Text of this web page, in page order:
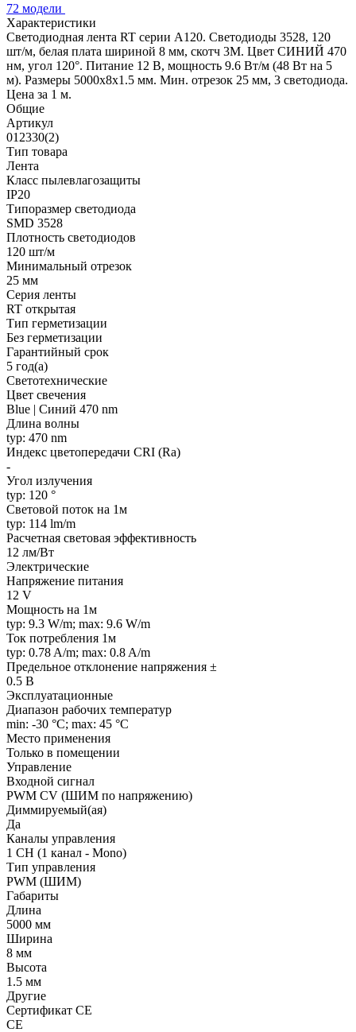
72 модели
Характеристики
Светодиодная лента RT серии A120. Светодиоды 3528, 120
шт/м, белая плата шириной 8 мм, скотч 3M. Цвет СИНИЙ 470
нм, угол 120°. Питание 12 В, мощность 9.6 Вт/м (48 Вт на 5
м). Размеры 5000x8x1.5 мм. Мин. отрезок 25 мм, 3 светодиода.
Цена за 1 м.
Общие
Артикул
012330(2)
Тип товара
Лента
Класс пылевлагозащиты
IP20
Типоразмер светодиода
SMD 3528
Плотность светодиодов
120 шт/м
Минимальный отрезок
25 мм
Серия ленты
RT открытая
Тип герметизации
Без герметизации
Гарантийный срок
5 год(а)
Светотехнические
Цвет свечения
Blue | Синий 470 nm
Длина волны
typ: 470 nm
Индекс цветопередачи CRI (Ra)
-
Угол излучения
typ: 120 °
Световой поток на 1м
typ: 114 lm/m
Расчетная световая эффективность
12 лм/Вт
Электрические
Напряжение питания
12 V
Мощность на 1м
typ: 9.3 W/m; max: 9.6 W/m
Ток потребления 1м
typ: 0.78 A/m; max: 0.8 A/m
Предельное отклонение напряжения ±
0.5 В
Эксплуатационные
Диапазон рабочих температур
min: -30 °C; max: 45 °C
Место применения
Только в помещении
Управление
Входной сигнал
PWM СV (ШИМ по напряжению)
Диммируемый(ая)
Да
Каналы управления
1 CH (1 канал - Mono)
Тип управления
PWM (ШИМ)
Габариты
Длина
5000 мм
Ширина
8 мм
Высота
1.5 мм
Другие
Сертификат CE
CE